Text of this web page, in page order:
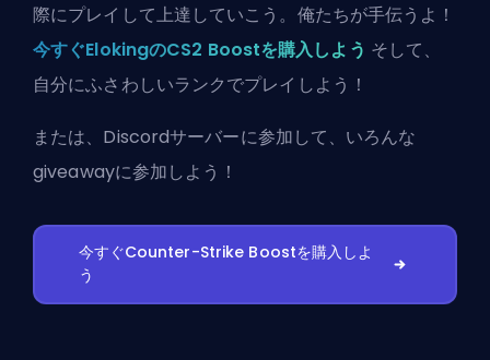
際にプレイして上達していこう。俺たちが手伝うよ！
今すぐElokingのCS2 Boostを購入しよう そして、
自分にふさわしいランクでプレイしよう！
または、 Discordサーバーに参加して、いろんな
giveawayに参加しよう！
今すぐCounter-Strike Boostを購入しよ
う